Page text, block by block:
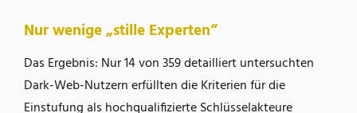
Nur wenige „stille Experten“
Das Ergebnis: Nur 14 von 359 detailliert untersuchten
Dark-Web-Nutzern erfüllten die Kriterien für die
Einstufung als hochqualifizierte Schlüsselakteure